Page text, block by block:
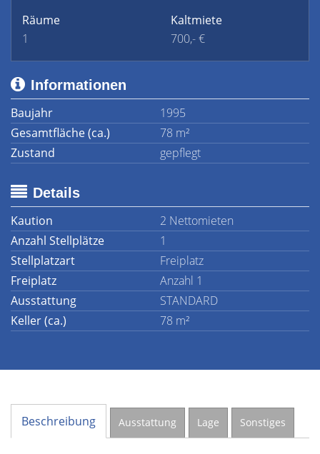
Räume
1
Kaltmiete
700,- €
Informationen
Baujahr
1995
Gesamtfläche (ca.)
78 m²
Zustand
gepflegt
Details
Kaution
2 Nettomieten
Anzahl Stellplätze
1
Stellplatzart
Freiplatz
Freiplatz
Anzahl 1
Ausstattung
STANDARD
Keller (ca.)
78 m²
Beschreibung Ausstattung Lage Sonstiges